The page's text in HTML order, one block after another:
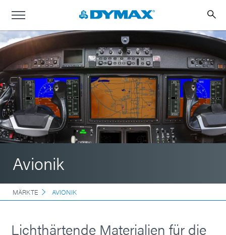
Avionik
MÄRKTE AVIONIK
Lichthärtende Materialien für die